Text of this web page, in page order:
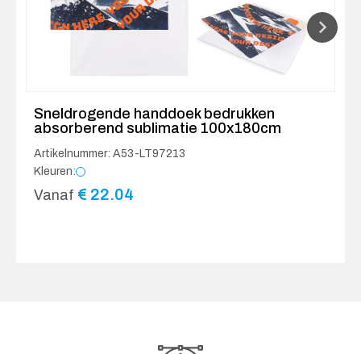
Sneldrogende handdoek bedrukken
absorberend sublimatie 100x180cm
Artikelnummer: A53-LT97213
Kleuren:
Vanaf € 22.04